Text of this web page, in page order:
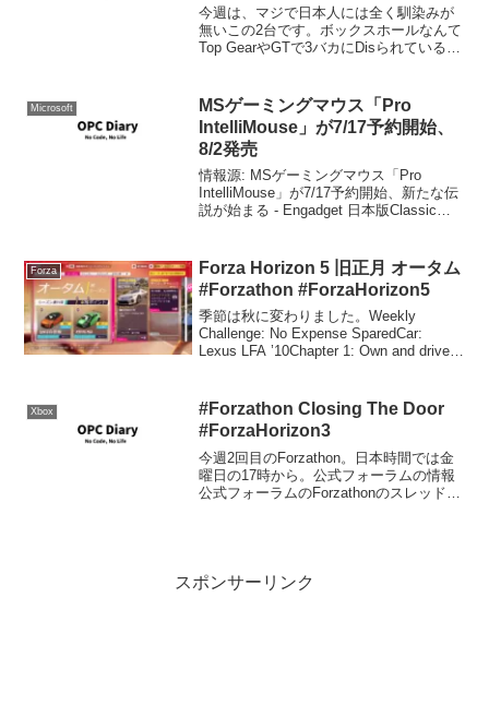
今週は、マジで日本人には全く馴染みが
無いこの2台です。ボックスホールなんて
Top GearやGTで3バカにDisられているイ
スホ...
Microsoft
MSゲーミングマウス「Pro
IntelliMouse」が7/17予約開始、
8/2発売
情報源: MSゲーミングマウス「Pro
IntelliMouse」が7/17予約開始、新たな伝
説が始まる - Engadget 日本版Classic
改善...
Forza
Forza Horizon 5 旧正月 オータム
#Forzathon #ForzaHorizon5
季節は秋に変わりました。Weekly
Challenge: No Expense SparedCar:
Lexus LFA ’10Chapter 1: Own and drive
Xbox
#Forzathon Closing The Door
#ForzaHorizon3
今週2回目のForzathon。日本時間では金
曜日の17時から。公式フォーラムの情報
公式フォーラムのForzathonのスレッド
スポンサーリンク